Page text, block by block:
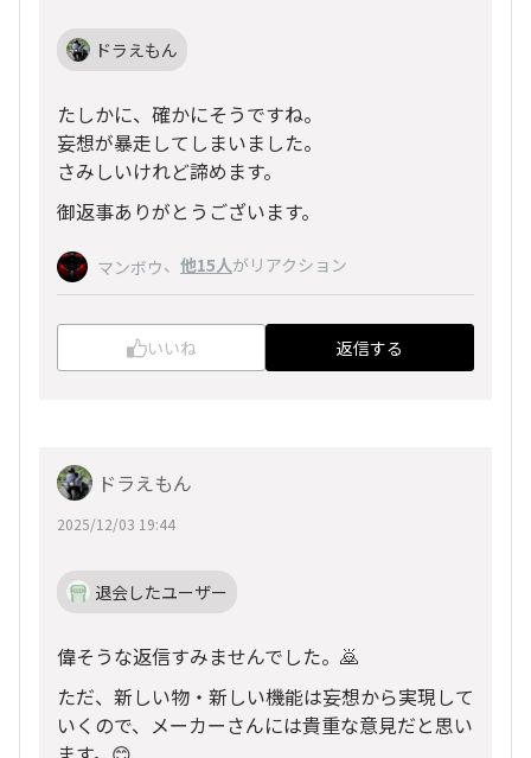
ドラえもん
たしかに、確かにそうですね。
妄想が暴走してしまいました。
さみしいけれど諦めます。
御返事ありがとうございます。
マンボウ、 他15人がリアクション
いいね 返信する
ドラえもん
2025/12/03 19:44
退会したユーザー
偉そうな返信すみませんでした。🙇
ただ、新しい物・新しい機能は妄想から実現して
いくので、メーカーさんには貴重な意見だと思い